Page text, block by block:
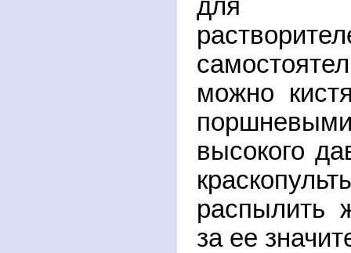
для
можно
высокого
распылить
за ее